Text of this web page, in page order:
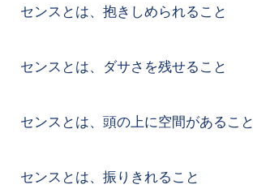
センスとは、抱きしめられること
センスとは、ダサさを残せること
センスとは、頭の上に空間があること
センスとは、振りきれること